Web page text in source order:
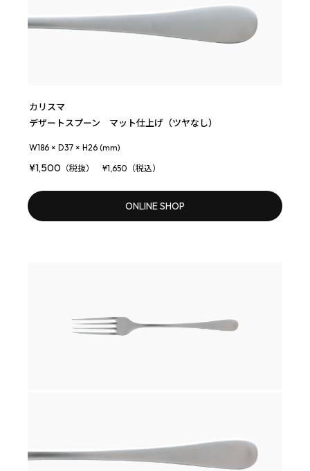
カリスマ
デザートスプーン マット仕上げ（ツヤなし）
W186 × D37 × H26 (mm)
¥1,500 （税抜） ¥1,650（税込）
ONLINE SHOP